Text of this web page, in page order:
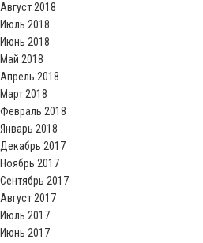
Август 2018
Июль 2018
Июнь 2018
Май 2018
Апрель 2018
Март 2018
Февраль 2018
Январь 2018
Декабрь 2017
Ноябрь 2017
Сентябрь 2017
Август 2017
Июль 2017
Июнь 2017